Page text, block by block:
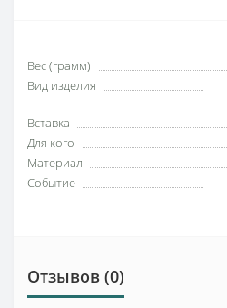
Вес (грамм)
Вид изделия
Вставка
Для кого
Материал
Событие
Отзывов (0)